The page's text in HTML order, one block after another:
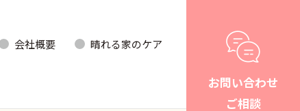
会社概要
晴れる家のケア
お問い合わせ
ご相談